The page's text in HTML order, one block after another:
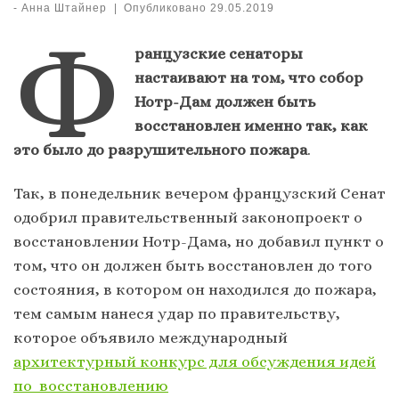
- Анна Штайнер | Опубликовано 29.05.2019
Ф
ранцузские сенаторы
настаивают на том, что собор
Нотр-Дам должен быть
восстановлен именно так, как
это было до разрушительного пожара.
Так, в понедельник вечером французский Сенат
одобрил правительственный законопроект о
восстановлении Нотр-Дама, но добавил пункт о
том, что он должен быть восстановлен до того
состояния, в котором он находился до пожара,
тем самым нанеся удар по правительству,
которое объявило международный
архитектурный конкурс для обсуждения идей
по восстановлению